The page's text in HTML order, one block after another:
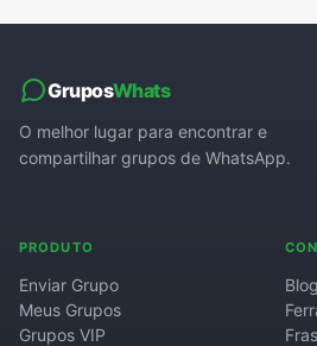
GruposWhats
O melhor lugar para encontrar e
compartilhar grupos de WhatsApp.
PRODUTO
Enviar Grupo
Meus Grupos
Grupos VIP
Blog